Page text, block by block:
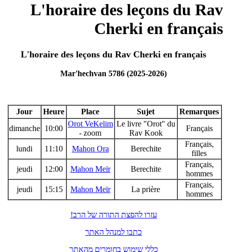
L'horaire des leçons du Rav
Cherki en français
L'horaire des leçons du Rav Cherki en français
Mar'hechvan 5786 (2025-2026)
Remarques
Sujet
Place
Heure
Jour
Français
Le livre "Orot" du
Rav Kook
Orot VeKelim
- zoom
10:00
dimanche
Français,
filles
Berechite
Mahon Ora
11:10
lundi
Français,
hommes
Berechite
Mahon Meïr
12:00
jeudi
Français,
hommes
La prière
Mahon Meïr
15:15
jeudi
עזרו להפצת התורה של הרב!
כתבו למנהל האתר
כללי שימוש בחומרים מהאתר